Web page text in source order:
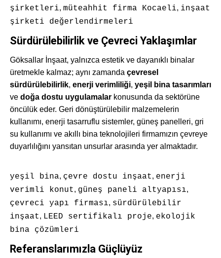
şirketleri, müteahhit firma Kocaeli, inşaat
şirketi değerlendirmeleri
Sürdürülebilirlik ve Çevreci Yaklaşımlar
Göksallar İnşaat, yalnızca estetik ve dayanıklı binalar
üretmekle kalmaz; aynı zamanda çevresel
sürdürülebilirlik, enerji verimliliği, yeşil bina tasarımları
ve doğa dostu uygulamalar konusunda da sektörüne
öncülük eder. Geri dönüştürülebilir malzemelerin
kullanımı, enerji tasarruflu sistemler, güneş panelleri, gri
su kullanımı ve akıllı bina teknolojileri firmamızın çevreye
duyarlılığını yansıtan unsurlar arasında yer almaktadır.
yeşil bina, çevre dostu inşaat, enerji
verimli konut, güneş paneli altyapısı,
çevreci yapı firması, sürdürülebilir
inşaat, LEED sertifikalı proje, ekolojik
bina çözümleri
Referanslarımızla Güçlüyüz